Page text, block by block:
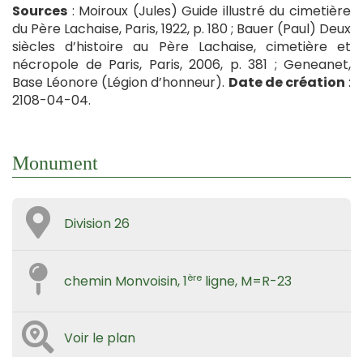
Sources : Moiroux (Jules) Guide illustré du cimetière
du Père Lachaise, Paris, 1922, p. 180 ; Bauer (Paul) Deux
siècles d’histoire au Père Lachaise, cimetière et
nécropole de Paris, Paris, 2006, p. 381 ; Geneanet,
Base Léonore (Légion d’honneur). Date de création :
2108-04-04.
Monument
Division 26
chemin Monvoisin, 1ère ligne, M=R-23
Voir le plan